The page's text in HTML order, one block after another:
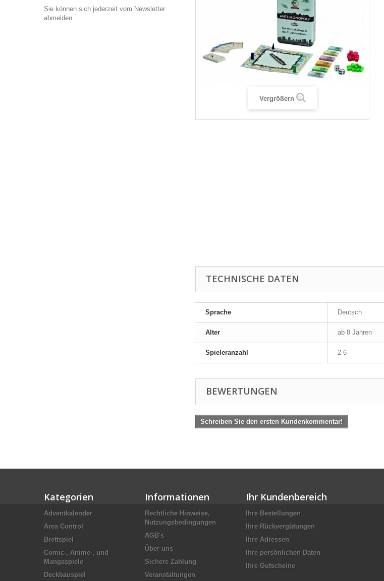
Sie können sich jederzeit vom Newsletter
abmelden
Vergrößern
TECHNISCHE DATEN
Sprache Deutsch
Alter ab 8 Jahren
Spieleranzahl 2-6
BEWERTUNGEN
Schreiben Sie den ersten Kundenkommentar!
Kategorien
Adventkalender
Area Control
Brettspiel
Comic-, Anime-, und
Mangaspiele
Deckbauspiel
Informationen
Rechtliche Hinweise,
Nutzungsbedingungen
AGB's
Über uns
Sichere Zahlung
Veranstaltungen
Ihr Kundenbereich
Ihre Bestellungen
Ihre Rückvergütungen
Ihre Adressen
Ihre persönlichen Daten
Ihre Gutscheine